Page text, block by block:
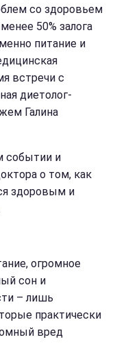
со здоровьем
50% залога
питание и
встречи с
диетолог-
Галина
событии и
о том, как
здоровым и
огромное
сон и
– лишь
практически
вред